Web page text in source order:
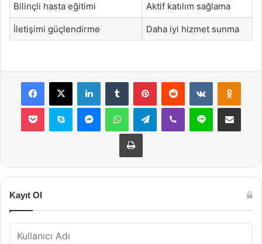
Bilinçli hasta eğitimi Aktif katılım sağlama
İletişimi güçlendirme Daha iyi hizmet sunma
Facebook
X LinkedInTumblr PinterestReddit VKontakte
Pocket Skype MessengerWhatsAppTelegramViber Line E-Posta ile
Yazdır
Kayıt Ol